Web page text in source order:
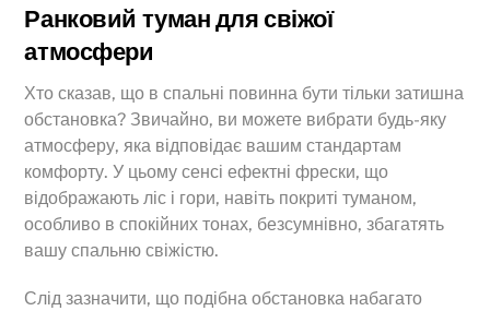
Ранковий туман для свіжої
атмосфери
Хто сказав, що в спальні повинна бути тільки затишна
обстановка? Звичайно, ви можете вибрати будь-яку
атмосферу, яка відповідає вашим стандартам
комфорту. У цьому сенсі ефектні фрески, що
відображають ліс і гори, навіть покриті туманом,
особливо в спокійних тонах, безсумнівно, збагатять
вашу спальню свіжістю.
Слід зазначити, що подібна обстановка набагато